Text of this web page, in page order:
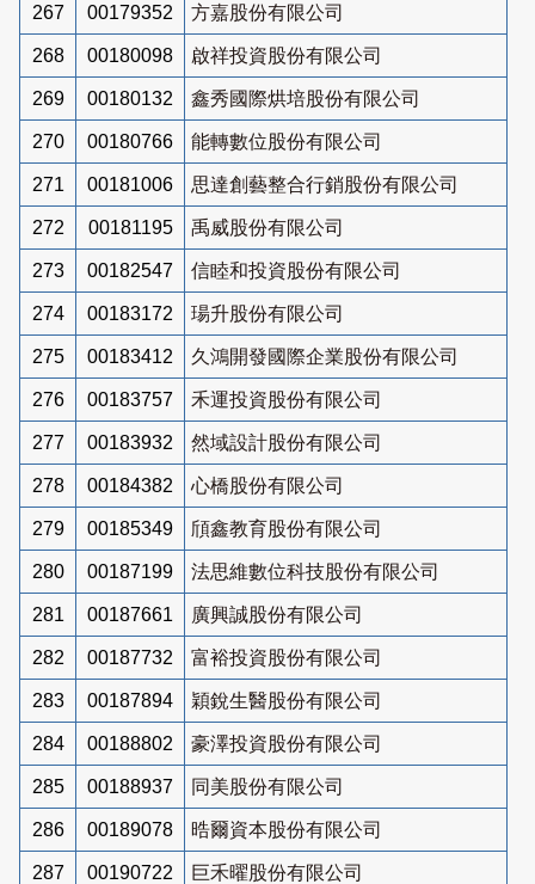
267 00179352 方嘉股份有限公司
268 00180098 啟祥投資股份有限公司
269 00180132 鑫秀國際烘培股份有限公司
270 00180766 能轉數位股份有限公司
271 00181006 思達創藝整合行銷股份有限公司
272 00181195 禹威股份有限公司
273 00182547 信睦和投資股份有限公司
274 00183172 瑒升股份有限公司
275 00183412 久鴻開發國際企業股份有限公司
276 00183757 禾運投資股份有限公司
277 00183932 然域設計股份有限公司
278 00184382 心橋股份有限公司
279 00185349 頎鑫教育股份有限公司
280 00187199 法思維數位科技股份有限公司
281 00187661 廣興誠股份有限公司
282 00187732 富裕投資股份有限公司
283 00187894 穎銳生醫股份有限公司
284 00188802 豪澤投資股份有限公司
285 00188937 同美股份有限公司
286 00189078 晧爾資本股份有限公司
287 00190722 巨禾曜股份有限公司